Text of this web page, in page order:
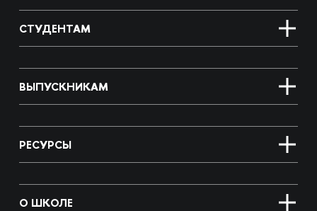
СТУДЕНТАМ
ВЫПУСКНИКАМ
РЕСУРСЫ
О ШКОЛЕ